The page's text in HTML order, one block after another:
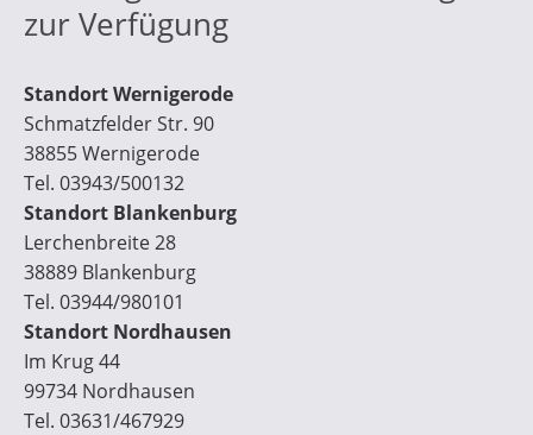
zur Verfügung
Standort Wernigerode
Schmatzfelder Str. 90
38855 Wernigerode
Tel. 03943/500132
Standort Blankenburg
Lerchenbreite 28
38889 Blankenburg
Tel. 03944/980101
Standort Nordhausen
Im Krug 44
99734 Nordhausen
Tel. 03631/467929